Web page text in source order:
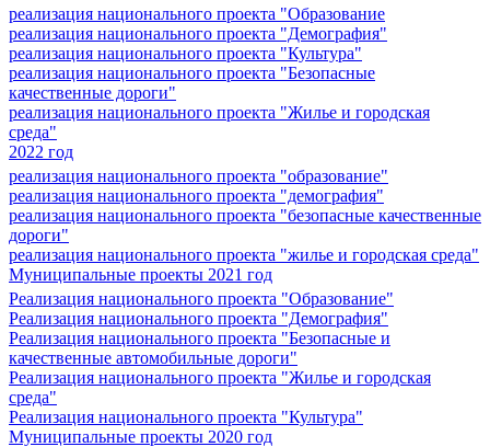
реализация национального проекта "Образование
реализация национального проекта "Демография"
реализация национального проекта "Культура"
реализация национального проекта "Безопасные
качественные дороги"
реализация национального проекта "Жилье и городская
среда"
2022 год
реализация национального проекта "образование"
реализация национального проекта "демография"
реализация национального проекта "безопасные качественные
дороги"
реализация национального проекта "жилье и городская среда"
Муниципальные проекты 2021 год
Реализация национального проекта "Образование"
Реализация национального проекта "Демография"
Реализация национального проекта "Безопасные и
качественные автомобильные дороги"
Реализация национального проекта "Жилье и городская
среда"
Реализация национального проекта "Культура"
Муниципальные проекты 2020 год